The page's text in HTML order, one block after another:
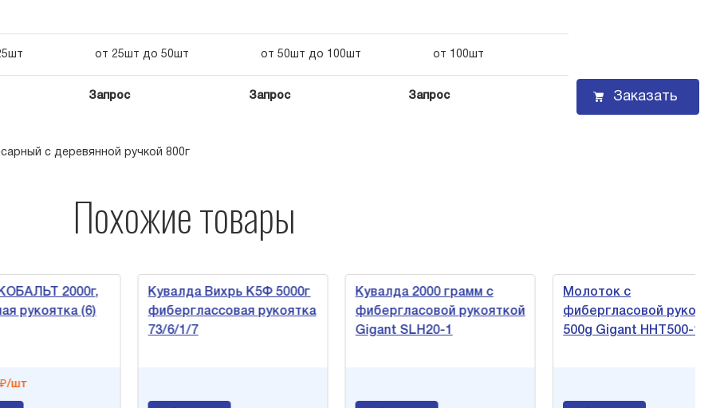
от 25шт до 50шт от 50шт до 100шт от 100шт
Запрос Запрос Запрос Заказать
с деревянной ручкой 800г
Похожие товары
2000г,
(6)
Кувалда Вихрь К5Ф 5000г
фиберглассовая рукоятка
73/6/1/7
Кувалда 2000 грамм с
фибергласовой рукояткой
Gigant SLH20-1
Молоток с
фибергласовой рукояткой
500g Gigant HHT500-1